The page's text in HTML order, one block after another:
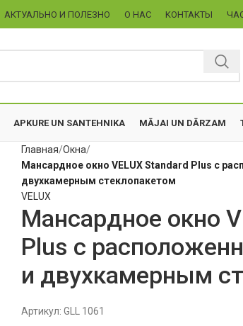
АКТУАЛЬНО И ПОЛЕЗНО О НАС KОНТАКТЫ
APKURE UN SANTEHNIKA MĀJAI UN DĀRZAM
Главная Oкна
Мансардное окно VELUX Standard Plus с
двухкамерным стеклопакетом
VELUX
Мансардное окно
Plus с
и двухкамерным
Артикул: GLL 1061